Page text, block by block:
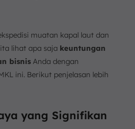
muatan kapal laut dan
lihat apa saja keuntungan
bisnis Anda dengan
ini. Berikut penjelasan lebih
yang Signifikan